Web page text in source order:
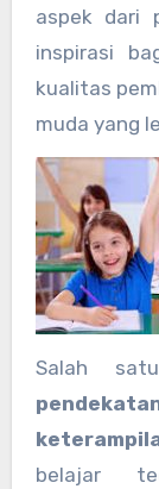
aspek dari
inspirasi
kualitas
muda yang
Salah
belajar